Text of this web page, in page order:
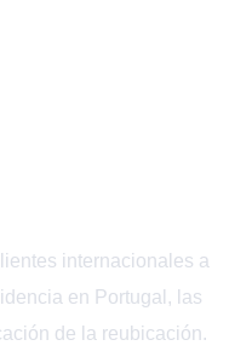
internacionales a
en Portugal, las
de la reubicación.